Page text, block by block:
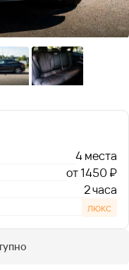
4 места
от 1450 ₽
2 часа
люкс